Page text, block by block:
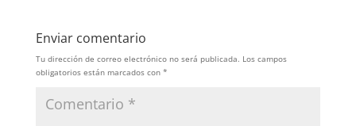
Enviar comentario
Tu dirección de correo electrónico no será publicada. Los campos
obligatorios están marcados con *